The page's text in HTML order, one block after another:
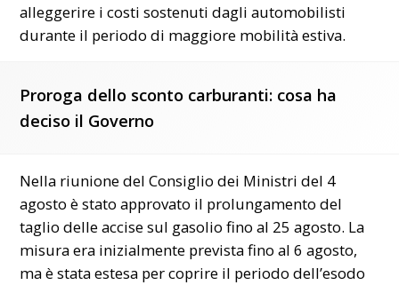
alleggerire i costi sostenuti dagli automobilisti
durante il periodo di maggiore mobilità estiva.
Proroga dello sconto carburanti: cosa ha
deciso il Governo
Nella riunione del Consiglio dei Ministri del 4
agosto è stato approvato il prolungamento del
taglio delle accise sul gasolio fino al 25 agosto. La
misura era inizialmente prevista fino al 6 agosto,
ma è stata estesa per coprire il periodo dell’esodo